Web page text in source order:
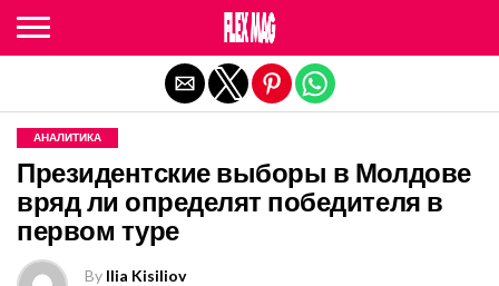
АНАЛИТИКА
Президентские выборы в Молдове
вряд ли определят победителя в
первом туре
By Ilia Kisiliov
Exit mobile version